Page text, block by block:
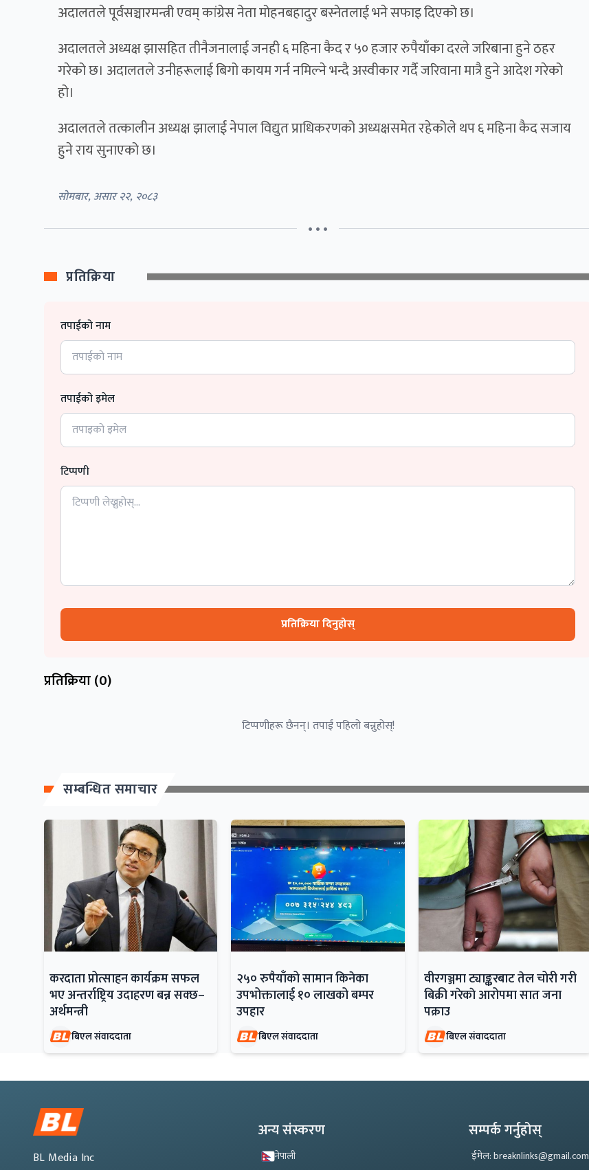
अदालतले पूर्वसञ्चारमन्त्री एवम् कांग्रेस नेता मोहनबहादुर बस्नेतलाई भने सफाइ दिएको छ।
अदालतले अध्यक्ष झासहित तीनैजनालाई जनही ६ महिना कैद र ५० हजार रुपैयाँका दरले जरिबाना हुने ठहर
गरेको छ। अदालतले उनीहरूलाई बिगो कायम गर्न नमिल्ने भन्दै अस्वीकार गर्दै जरिवाना मात्रै हुने आदेश गरेको
हो।
अदालतले तत्कालीन अध्यक्ष झालाई नेपाल विद्युत प्राधिकरणको अध्यक्षसमेत रहेकोले थप ६ महिना कैद सजाय
हुने राय सुनाएको छ।
सोमबार, असार २२, २०८३
• • •
प्रतिक्रिया
तपाईको नाम
तपाईको इमेल
टिप्पणी
प्रतिक्रिया दिनुहोस्
प्रतिक्रिया (0)
टिप्पणीहरू छैनन्। तपाईं पहिलो बन्नुहोस्!
सम्बन्धित समाचार
करदाता प्रोत्साहन कार्यक्रम सफल
भए अन्तर्राष्ट्रिय उदाहरण बन्न सक्छ–
अर्थमन्त्री
बिएल संवाददाता
२५० रुपैयाँको सामान किनेका
उपभोक्तालाई १० लाखको बम्पर
उपहार
बिएल संवाददाता
वीरगञ्जमा ट्याङ्करबाट तेल चोरी गरी
बिक्री गरेकाे आरोपमा सात जना
पक्राउ
बिएल संवाददाता
BL Media Inc
अन्य संस्करण
नेपाली
सम्पर्क गर्नुहोस्
ईमेल: breaknlinks@gmail.com